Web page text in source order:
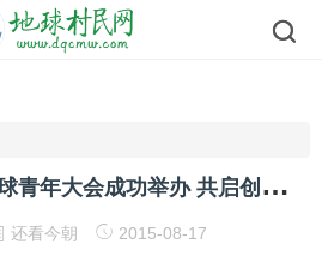
全
球青年大会成功举办 共启创业元年
还看今朝 2015-08-17